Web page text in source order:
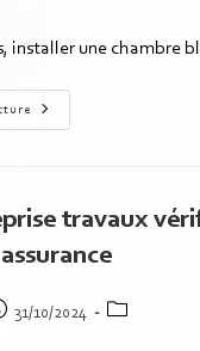
installer une chambre
travaux
31/10/2024